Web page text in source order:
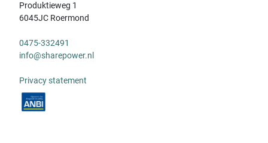
Produktieweg 1
6045JC Roermond
0475-332491
info@sharepower.nl
Privacy statement